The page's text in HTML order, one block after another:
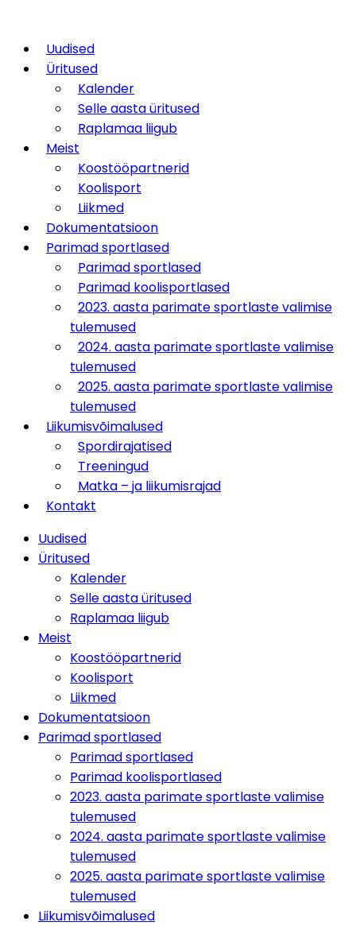
Uudised
Üritused
Kalender
Selle aasta üritused
Raplamaa liigub
Meist
Koostööpartnerid
Koolisport
Liikmed
Dokumentatsioon
Parimad sportlased
Parimad sportlased
Parimad koolisportlased
2023. aasta parimate sportlaste valimise
tulemused
2024. aasta parimate sportlaste valimise
tulemused
2025. aasta parimate sportlaste valimise
tulemused
Liikumisvõimalused
Spordirajatised
Treeningud
Matka – ja liikumisrajad
Kontakt
Uudised
Üritused
Kalender
Selle aasta üritused
Raplamaa liigub
Meist
Koostööpartnerid
Koolisport
Liikmed
Dokumentatsioon
Parimad sportlased
Parimad sportlased
Parimad koolisportlased
2023. aasta parimate sportlaste valimise
tulemused
2024. aasta parimate sportlaste valimise
tulemused
2025. aasta parimate sportlaste valimise
tulemused
Liikumisvõimalused